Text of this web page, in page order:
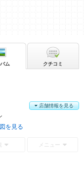
を見る
店舗情報を見る
ム クチコミ
メニュー